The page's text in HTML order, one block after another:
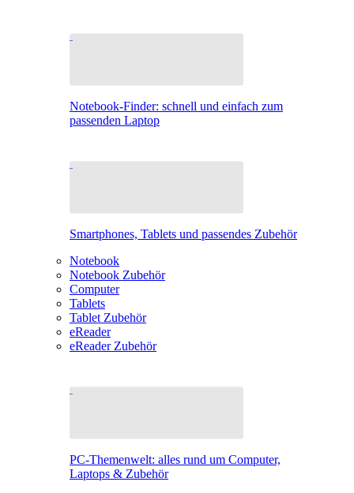
Notebook-Finder: schnell und einfach zum
passenden Laptop
Smartphones, Tablets und passendes Zubehör
Notebook
Notebook Zubehör
Computer
Tablets
Tablet Zubehör
eReader
eReader Zubehör
PC-Themenwelt: alles rund um Computer,
Laptops & Zubehör